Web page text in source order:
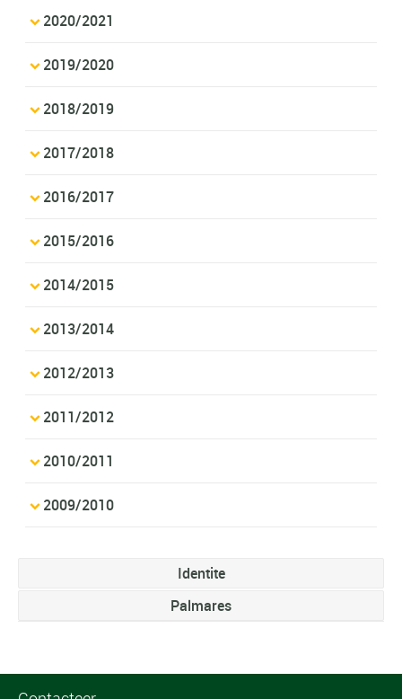
2020/2021
2019/2020
2018/2019
2017/2018
2016/2017
2015/2016
2014/2015
2013/2014
2012/2013
2011/2012
2010/2011
2009/2010
Identite
Palmares